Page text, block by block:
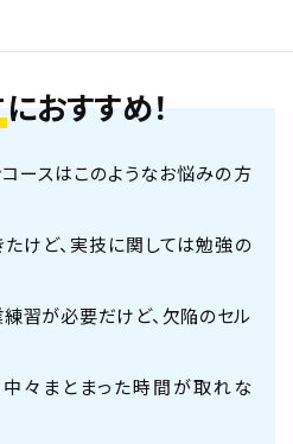
におすすめ！
ースはこのようなお悩みの方
けど、実技に関しては勉強の
習が必要だけど、欠陥のセル
々まとまった時間が取れな